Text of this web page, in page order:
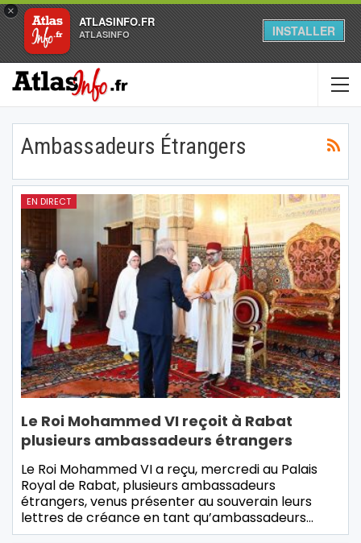
×
ATLASINFO.FR
ATLASINFO INSTALLER
Ambassadeurs Étrangers
EN DIRECT
Le Roi Mohammed VI reçoit à Rabat
plusieurs ambassadeurs étrangers
Le Roi Mohammed VI a reçu, mercredi au Palais
Royal de Rabat, plusieurs ambassadeurs
étrangers, venus présenter au souverain leurs
lettres de créance en tant qu’ambassadeurs…